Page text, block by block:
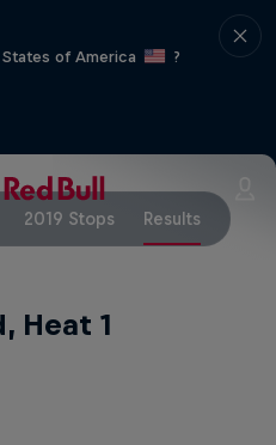
of America
?
2019 Stops Results
Heat 1